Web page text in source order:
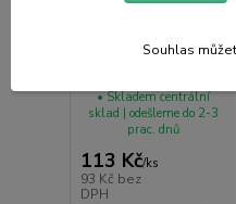
Láhev/karafa l, 17cm,
113 Kč/ks
93 Kč bez
DPH
• Skladem centrální
sklad | odešleme do 2-3
prac. dnů
Souhlas